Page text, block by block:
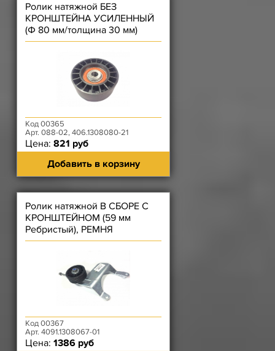
Ролик натяжной БЕЗ
КРОНШТЕЙНА УСИЛЕННЫЙ
(Ф 80 мм/толщина 30 мм)
ЗМЗ-406
Код 00365
Арт. 088-02, 406.1308080-21
Цена: 821 руб
Добавить в корзину
Ролик натяжной В СБОРЕ С
КРОНШТЕЙНОМ (59 мм
Ребристый), РЕМНЯ
ВЕНТИЛЯТОРА (1054)
Код 00367
Арт. 4091.1308067-01
Цена: 1386 руб